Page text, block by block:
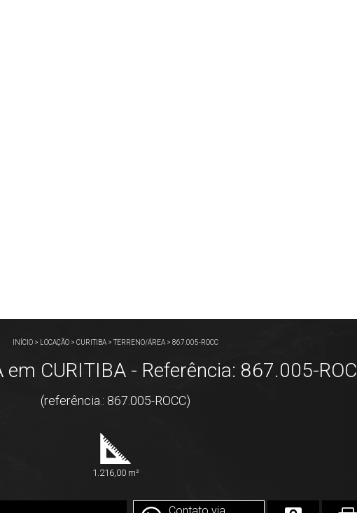
INÍCIO > LOCAÇÃO > CURITIBA >TERRENO/ÁREA > 867.005-ROCC
em CURITIBA - Referência: 867.005-
(referência.: 867.005-ROCC)
1.216,00 m²